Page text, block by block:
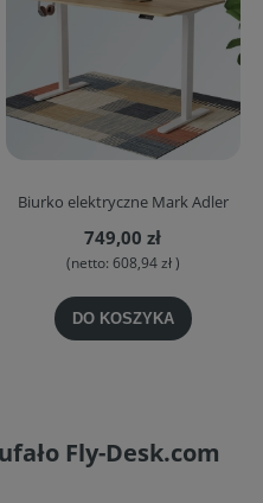
Biurko elektryczne Mark Adler
749,00 zł
(netto: 608,94 zł)
DO KOSZYKA
Fly-Desk.com